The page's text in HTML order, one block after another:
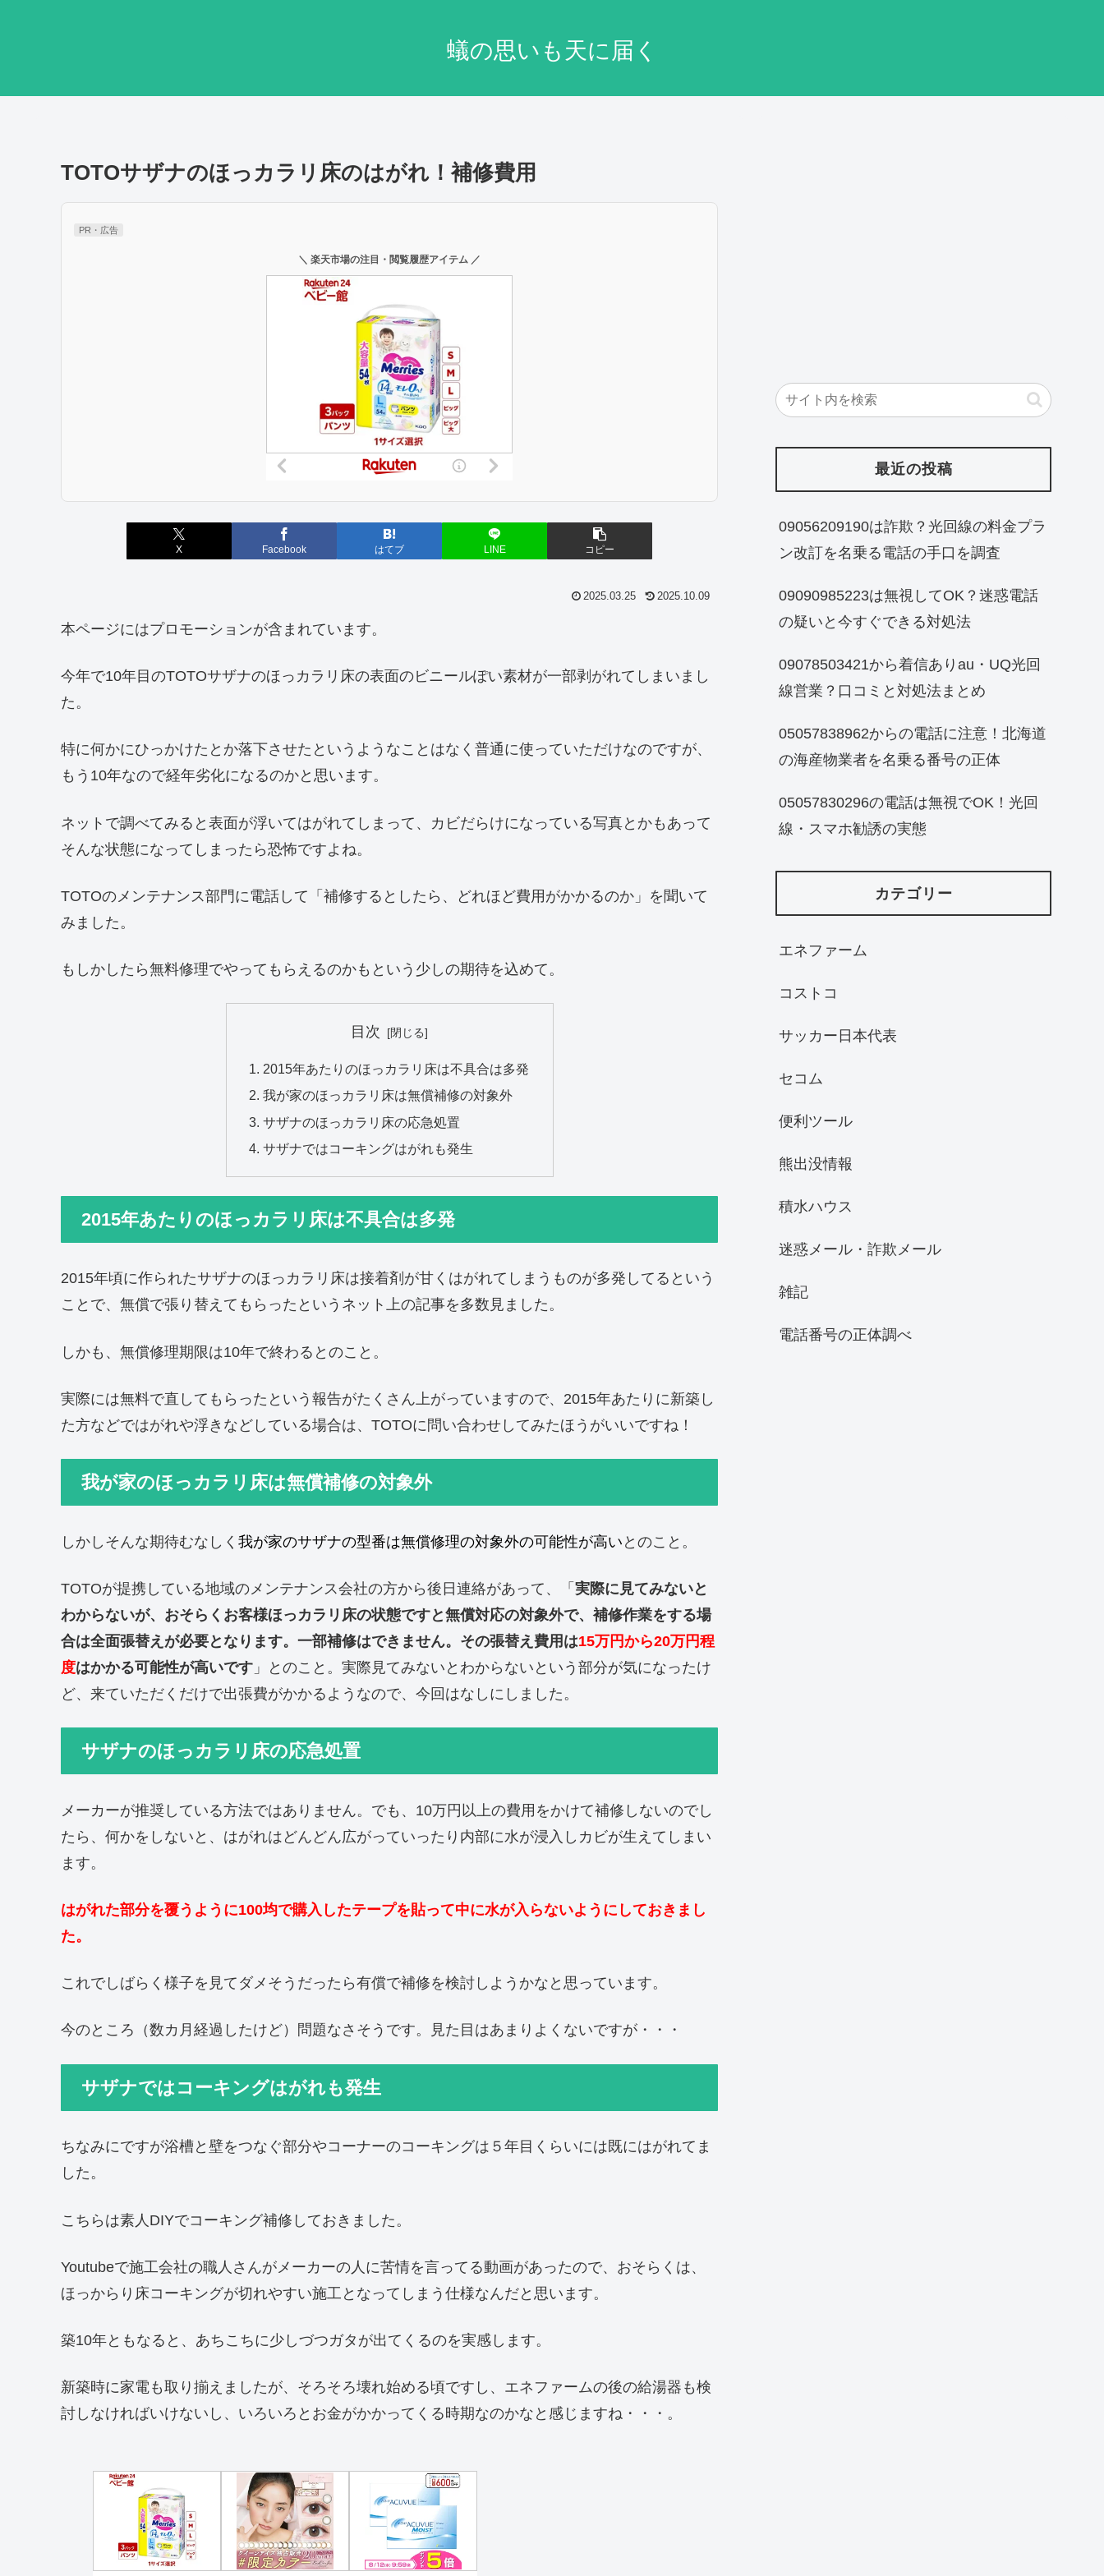
蟻の思いも天に届く
TOTOサザナのほっカラリ床のはがれ！補修費用
PR・広告
＼ 楽天市場の注目・閲覧履歴アイテム ／
X Facebook はてブ LINE コピー
2025.03.25 2025.10.09
本ページにはプロモーションが含まれています。
今年で10年目のTOTOサザナのほっカラリ床の表面のビニールぽい素材が一部剥がれてしまいまし
た。
特に何かにひっかけたとか落下させたというようなことはなく普通に使っていただけなのですが、
もう10年なので経年劣化になるのかと思います。
ネットで調べてみると表面が浮いてはがれてしまって、カビだらけになっている写真とかもあって
そんな状態になってしまったら恐怖ですよね。
TOTOのメンテナンス部門に電話して「補修するとしたら、どれほど費用がかかるのか」を聞いて
みました。
もしかしたら無料修理でやってもらえるのかもという少しの期待を込めて。
目次
2015年あたりのほっカラリ床は不具合は多発
我が家のほっカラリ床は無償補修の対象外
サザナのほっカラリ床の応急処置
サザナではコーキングはがれも発生
2015年あたりのほっカラリ床は不具合は多発
2015年頃に作られたサザナのほっカラリ床は接着剤が甘くはがれてしまうものが多発してるという
ことで、無償で張り替えてもらったというネット上の記事を多数見ました。
しかも、無償修理期限は10年で終わるとのこと。
実際には無料で直してもらったという報告がたくさん上がっていますので、2015年あたりに新築し
た方などではがれや浮きなどしている場合は、TOTOに問い合わせしてみたほうがいいですね！
我が家のほっカラリ床は無償補修の対象外
しかしそんな期待むなしく 我が家のサザナの型番は無償修理の対象外の可能性が高い とのこと。
TOTOが提携している地域のメンテナンス会社の方から後日連絡があって、「 実際に見てみないと
わからないが、おそらくお客様ほっカラリ床の状態ですと無償対応の対象外で、補修作業をする場
合は全面張替えが必要となります。一部補修はできません。その張替え費用は15万円から20万円程
度はかかる可能性が高いです 」とのこと。実際見てみないとわからないという部分が気になったけ
ど、来ていただくだけで出張費がかかるようなので、今回はなしにしました。
サザナのほっカラリ床の応急処置
メーカーが推奨している方法ではありません。でも、10万円以上の費用をかけて補修しないのでし
たら、何かをしないと、はがれはどんどん広がっていったり内部に水が浸入しカビが生えてしまい
ます。
はがれた部分を覆うように100均で購入したテープを貼って中に水が入らないようにしておきまし
た。
これでしばらく様子を見てダメそうだったら有償で補修を検討しようかなと思っています。
今のところ（数カ月経過したけど）問題なさそうです。見た目はあまりよくないですが・・・
サザナではコーキングはがれも発生
ちなみにですが浴槽と壁をつなぐ部分やコーナーのコーキングは５年目くらいには既にはがれてま
した。
こちらは素人DIYでコーキング補修しておきました。
Youtubeで施工会社の職人さんがメーカーの人に苦情を言ってる動画があったので、おそらくは、
ほっからり床コーキングが切れやすい施工となってしまう仕様なんだと思います。
築10年ともなると、あちこちに少しづつガタが出てくるのを実感します。
新築時に家電も取り揃えましたが、そろそろ壊れ始める頃ですし、エネファームの後の給湯器も検
討しなければいけないし、いろいろとお金がかかってくる時期なのかなと感じますね・・・。
最近の投稿
09056209190は詐欺？光回線の料金プラ
ン改訂を名乗る電話の手口を調査
09090985223は無視してOK？迷惑電話
の疑いと今すぐできる対処法
09078503421から着信ありau・UQ光回
線営業？口コミと対処法まとめ
05057838962からの電話に注意！北海道
の海産物業者を名乗る番号の正体
05057830296の電話は無視でOK！光回
線・スマホ勧誘の実態
カテゴリー
エネファーム
コストコ
サッカー日本代表
セコム
便利ツール
熊出没情報
積水ハウス
迷惑メール・詐欺メール
雑記
電話番号の正体調べ